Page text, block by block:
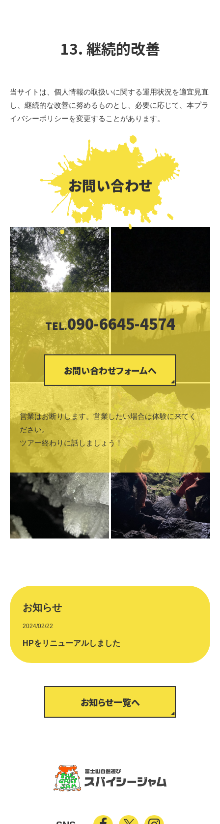
13. 継続的改善
当サイトは、個人情報の取扱いに関する運用状況を適宜見直
し、継続的な改善に努めるものとし、必要に応じて、本プラ
イバシーポリシーを変更することがあります。
お問い合わせ
TEL.090-6645-4574
お問い合わせフォームへ
営業はお断りします。営業したい場合は体験に来てく
ださい。
ツアー終わりに話しましょう！
お知らせ
2024/02/22
HPをリニューアルしました
お知らせ一覧へ